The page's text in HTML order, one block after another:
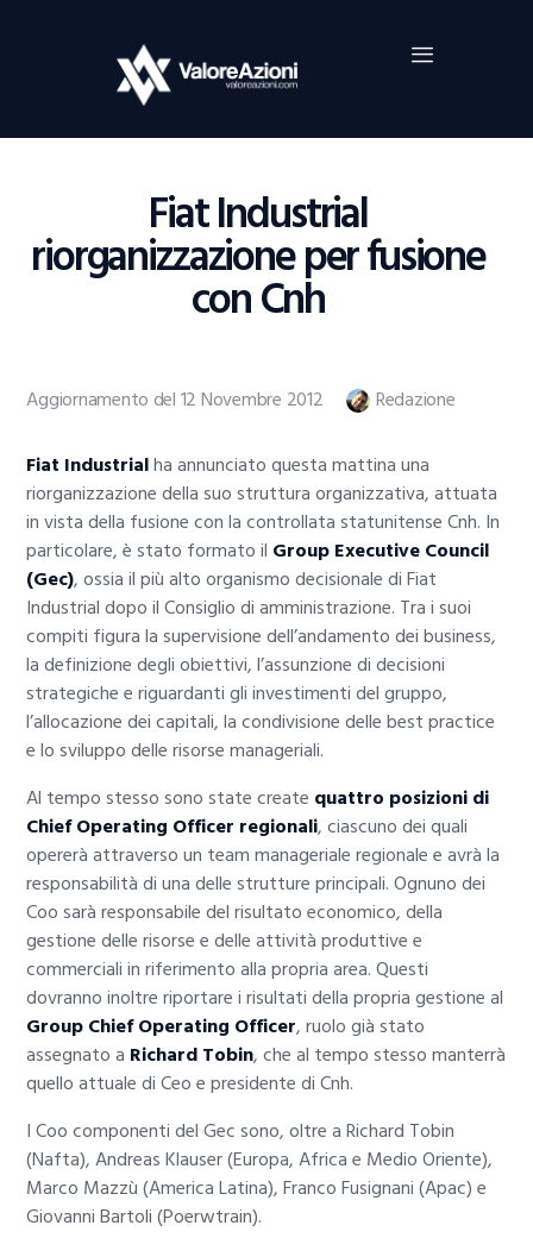
Fiat Industrial
riorganizzazione per fusione
con Cnh
Home
Investimenti
Borsa
Guide Al Trading
Criptovalute
Aggiornamento del 12 Novembre 2012 Redazione
Fiat Industrialha annunciato questa mattina una
riorganizzazione della suo struttura organizzativa, attuata
in vista della fusione con la controllata statunitense Cnh. In
particolare, è stato formato il Group Executive Council
(Gec), ossia il più alto organismo decisionale di Fiat
Industrial dopo il Consiglio di amministrazione. Tra i suoi
compiti figura la supervisione dell’andamento dei business,
la definizione degli obiettivi, l’assunzione di decisioni
strategiche e riguardanti gli investimenti del gruppo,
l’allocazione dei capitali, la condivisione delle best practice
e lo sviluppo delle risorse manageriali.
Al tempo stesso sono state create quattro posizioni di
Chief Operating Officer regionali, ciascuno dei quali
opererà attraverso un team manageriale regionale e avrà la
responsabilità di una delle strutture principali. Ognuno dei
Coo sarà responsabile del risultato economico, della
gestione delle risorse e delle attività produttive e
commerciali in riferimento alla propria area. Questi
dovranno inoltre riportare i risultati della propria gestione al
Group Chief Operating Officer, ruolo già stato
assegnato a Richard Tobin, che al tempo stesso manterrà
quello attuale di Ceo e presidente di Cnh.
I Coo componenti del Gec sono, oltre a Richard Tobin
(Nafta), Andreas Klauser (Europa, Africa e Medio Oriente),
Marco Mazzù (America Latina), Franco Fusignani (Apac) e
Giovanni Bartoli (Poerwtrain).